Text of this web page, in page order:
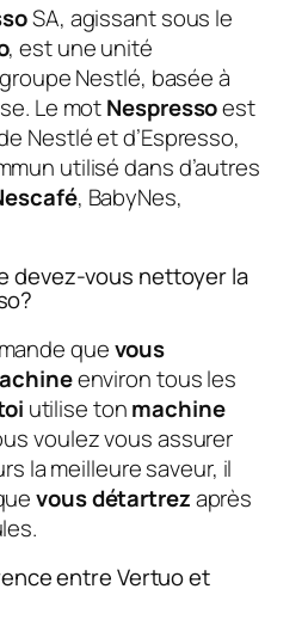
SA, agissant sous le
, est une unité
Nestlé, basée à
Le motNespressoest
Nestlé et d’Espresso,
utilisé dans d’autres
, BabyNes,
devez-vous nettoyer la
quevous
environ tous les
utilise tonmachine
voulez vous assurer
la meilleure saveur, il
vous détartrezaprès
entre Vertuo et